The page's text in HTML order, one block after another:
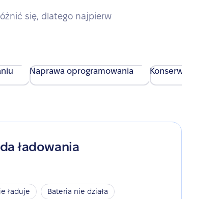
się, dlatego najpierw
Naprawa oprogramowania Konserwacja
ładowania
ładuje
Bateria nie działa